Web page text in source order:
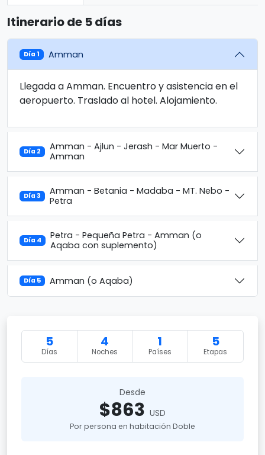
Itinerario de 5 días
Día 1 Amman
Llegada a Amman. Encuentro y asistencia en el
aeropuerto. Traslado al hotel. Alojamiento.
Día 2
Amman - Ajlun - Jerash - Mar Muerto -
Amman
Día 3
Amman - Betania - Madaba - MT. Nebo -
Petra
Día 4
Petra - Pequeña Petra - Amman (o
Aqaba con suplemento)
Día 5 Amman (o Aqaba)
5
Días
4
Noches
1
Países
5
Etapas
Desde
$863 USD
Por persona en habitación Doble